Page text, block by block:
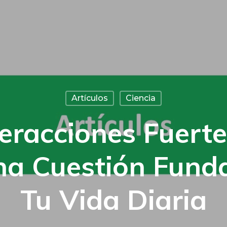
Artículos Ciencia
Cuestión
Tu Vida Diaria